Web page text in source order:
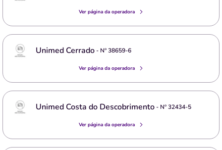
Ver página da operadora
Unimed Cerrado- Nº38659-6
Ver página da operadora
Unimed Costa do Descobrimento- Nº32434-5
Ver página da operadora